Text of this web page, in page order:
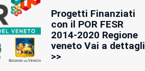
Progetti Finanziati
con il POR FESR
2014-2020 Regione
veneto Vai a dettagli
>>